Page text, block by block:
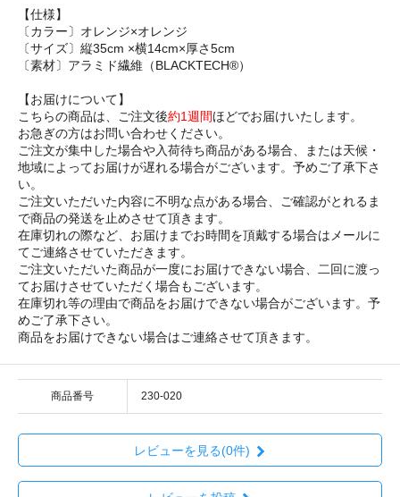
【仕様】
〔カラー〕オレンジ×オレンジ
〔サイズ〕縦35cm ×横14cm×厚さ5cm
〔素材〕アラミド繊維（BLACKTECH®）
【お届けについて】
こちらの商品は、ご注文後約1週間ほどでお届けいたします。
お急ぎの方はお問い合わせください。
ご注文が集中した場合や入荷待ち商品がある場合、または天候・
地域によってお届けが遅れる場合がございます。予めご了承下さ
い。
ご注文いただいた内容に不明な点がある場合、ご確認がとれるま
で商品の発送を止めさせて頂きます。
在庫切れの際など、お届けまでお時間を頂戴する場合はメールに
てご連絡させていただきます。
ご注文いただいた商品が一度にお届けできない場合、二回に渡っ
てお届けさせていただく場合もございます。
在庫切れ等の理由で商品をお届けできない場合がございます。予
めご了承下さい。
商品をお届けできない場合はご連絡させて頂きます。
商品番号 230-020
レビューを見る(0件)